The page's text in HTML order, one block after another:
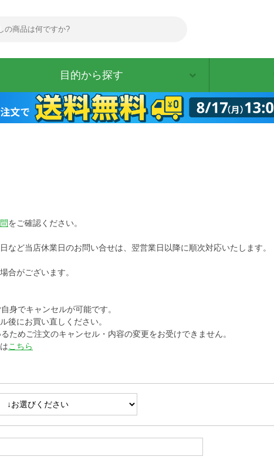
目的から探す
をご確認ください。
など当店休業日のお問い合せは、翌営業日以降に順次対応いたします。
合がございます。
身でキャンセルが可能です。
後にお買い直しください。
めご注文のキャンセル・内容の変更をお受けできません。
こちら